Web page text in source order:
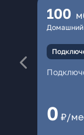
100
Домашний
0 ₽/